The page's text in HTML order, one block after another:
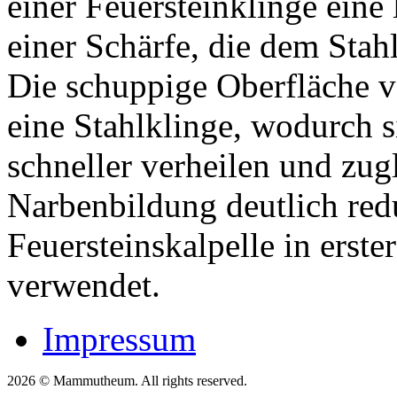
einer Schärfe, die dem
Die schuppige Oberfläche
eine Stahlklinge, wodurch
schneller verheilen und
Narbenbildung deutlich
Feuersteinskalpelle in
verwendet.
Impressum
2026 © Mammutheum. All rights reserved.